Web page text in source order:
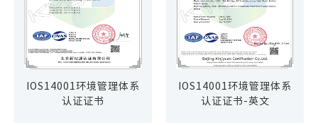
IOS14001环境管理体系
认证证书
IOS14001环境管理体系
认证证书-英文